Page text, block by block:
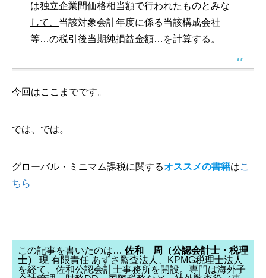
は独立企業間価格相当額で行われたものとみな
して、 当該対象会計年度に係る当該構成会社
等…の税引後当期純損益金額…を計算する。
今回はここまでです。
では、では。
グローバル・ミニマム課税に関するオススメの書籍はこ
ちら
この記事を書いたのは… 佐和 周（公認会計士・税理
士）
現 有限責任 あずさ監査法人、KPMG税理士法人
を経て、佐和公認会計士事務所を開設。専門は海外子